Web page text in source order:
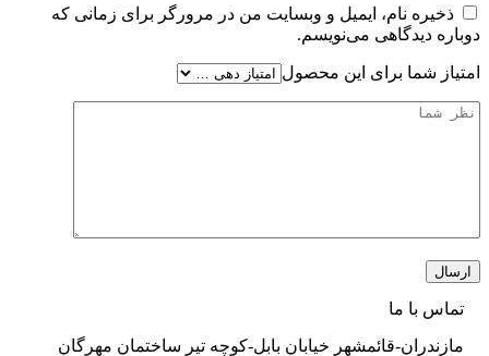
ذخیره نام، ایمیل و وبسایت من در مرورگر برای زمانی که
دوباره دیدگاهی می‌نویسم.
امتیاز شما برای این محصول
تماس با ما
مازندران-قائمشهر خیابان بابل-کوچه تیر ساختمان مهرگان